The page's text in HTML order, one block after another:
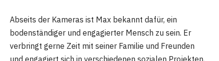
Abseits der Kameras ist Max bekannt dafür, ein
bodenständiger und engagierter Mensch zu sein. Er
verbringt gerne Zeit mit seiner Familie und Freunden